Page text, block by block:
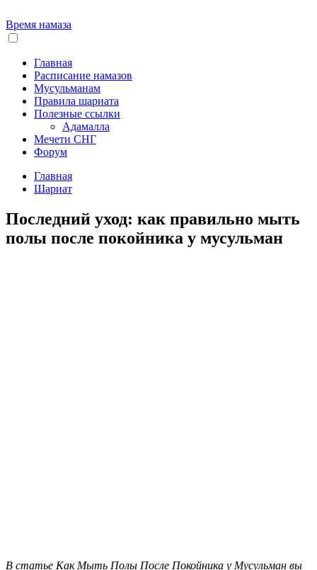
Время намаза
Главная
Расписание намазов
Мусульманам
Правила шариата
Полезные ссылки
Адамалла
Мечети СНГ
Форум
Главная
Шариат
Последний уход: как правильно мыть
полы после покойника у мусульман
В статье Как Мыть Полы После Покойника у Мусульман вы